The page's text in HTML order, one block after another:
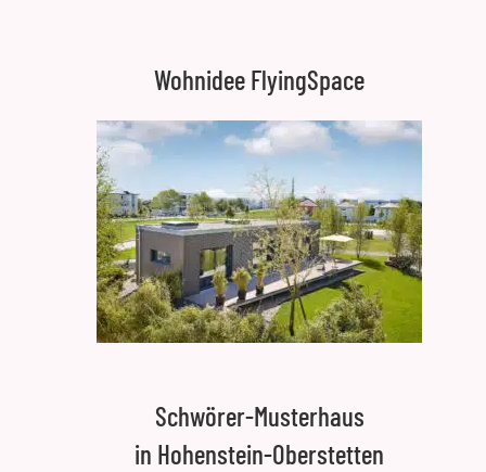
Wohnidee FlyingSpace
Schwörer-Musterhaus
in Hohenstein-Oberstetten